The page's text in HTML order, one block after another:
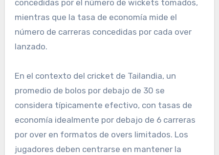
concedidas por el número de wickets tomados,
mientras que la tasa de economía mide el
número de carreras concedidas por cada over
lanzado.
En el contexto del cricket de Tailandia, un
promedio de bolos por debajo de 30 se
considera típicamente efectivo, con tasas de
economía idealmente por debajo de 6 carreras
por over en formatos de overs limitados. Los
jugadores deben centrarse en mantener la